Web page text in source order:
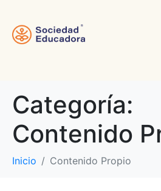
Categoría:
Contenido
Inicio Contenido Propio